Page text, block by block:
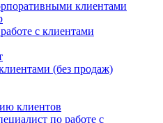
клиентами
с клиентами
(без продаж)
клиентов
по работе с